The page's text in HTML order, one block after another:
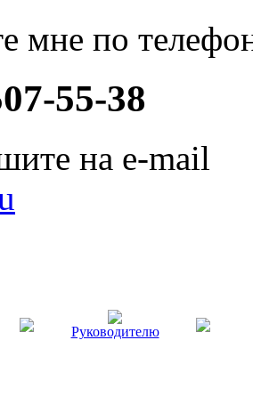
мне по
55-38
на e-mail
Руководителю